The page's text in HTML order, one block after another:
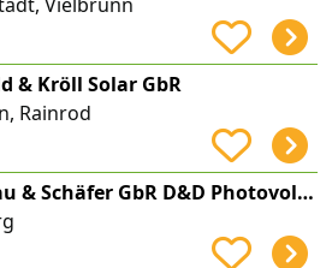
& Kröll Solar GbR
Rainrod
Unbehau & Schäfer GbR D&D Photovoltaik / Energiespeicher / Energieeffizienz